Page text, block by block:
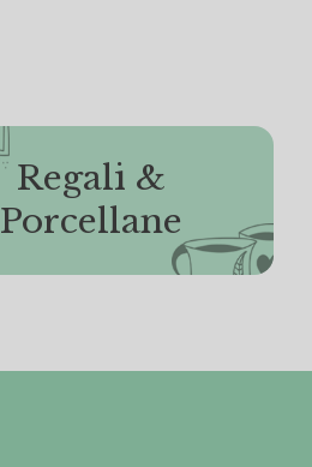
Regali &
Porcellane